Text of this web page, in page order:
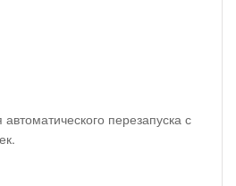
перезапуска с